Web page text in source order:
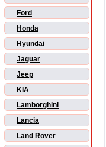
Ford
Honda
Hyundai
Jaguar
Jeep
KIA
Lamborghini
Lancia
Land Rover